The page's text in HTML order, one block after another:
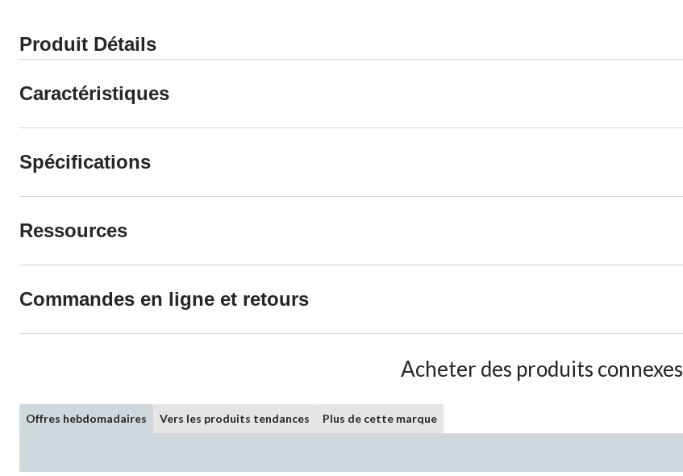
Produit Détails
Caractéristiques
Spécifications
Ressources
Commandes en ligne et retours
Acheter des produits connexes
Offres hebdomadaires Vers les produits tendances Plus de cette marque